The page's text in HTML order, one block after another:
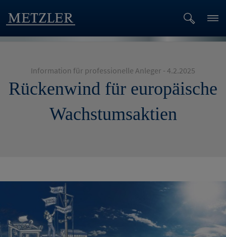
Information für professionelle Anleger - 4.2.2025
Rückenwind für europäische
Wachstumsaktien